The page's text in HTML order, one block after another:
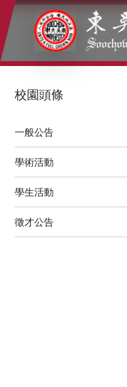
:::
校園頭條
一般公告
學術活動
學生活動
徵才公告